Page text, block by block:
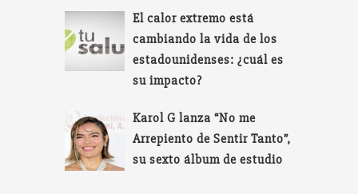
El calor extremo está
cambiando la vida de los
estadounidenses: ¿cuál es
su impacto?
Karol G lanza “No me
Arrepiento de Sentir Tanto”,
su sexto álbum de estudio